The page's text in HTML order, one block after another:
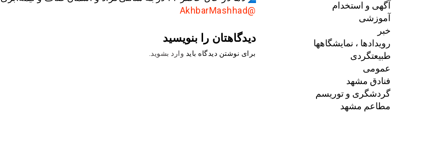
@AkhbarMashhad
دیدگاهتان را بنویسید
برای نوشتن دیدگاه باید وارد بشوید
آگهی و استخدام
آموزشی
خبر
رویدادها ، نمایشگاهها
طبیعتگردی
عمومی
فنادق مشهد
گردشگری و توریسم
مطاعم مشهد